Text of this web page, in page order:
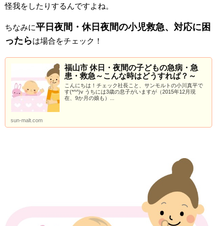
怪我をしたりするんですよね。
ちなみに平日夜間・休日夜間の小児救急、対応に困
ったらは場合をチェック！
福山市 休日・夜間の子どもの急病・急
患・救急～こんな時はどうすれば？～
こんにちは！チェック社長こと、サンモルトの小川真平で
す(*^^)v うちには3歳の息子がいますが（2015年12月現
在、9か月の娘も）...
sun-malt.com